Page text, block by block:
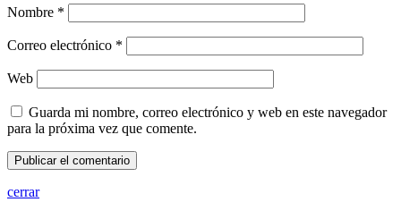
Nombre *
Correo electrónico *
Web
Guarda mi nombre, correo electrónico y web en este navegador
para la próxima vez que comente.
cerrar